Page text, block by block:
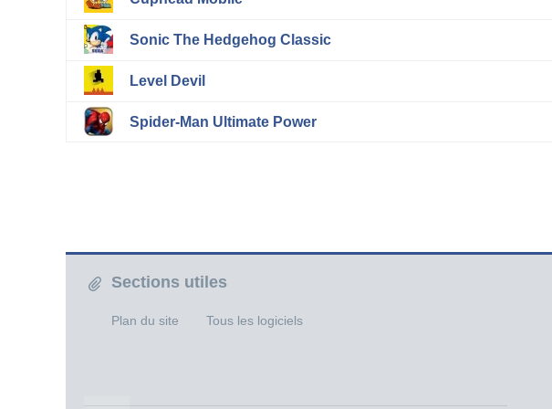
Sonic The Hedgehog Classic
Level Devil
Spider-Man Ultimate Power
Sections utiles
Plan du site Tous les logiciels